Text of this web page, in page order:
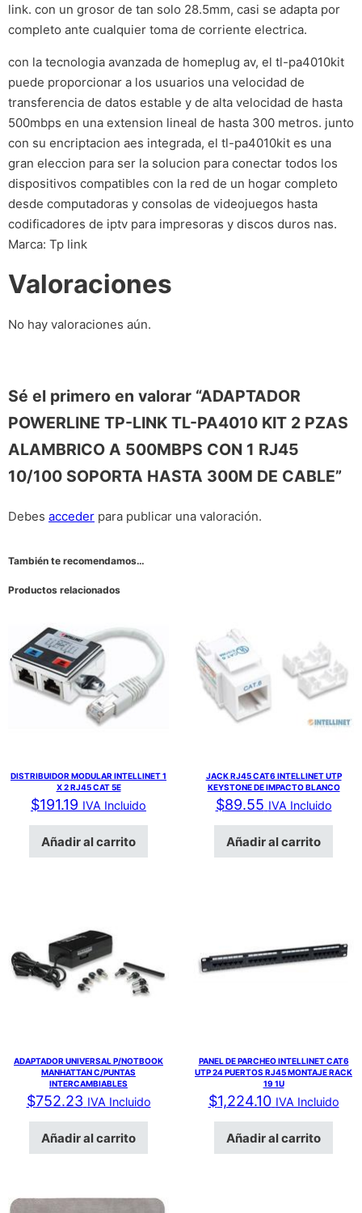
link. con un grosor de tan solo 28.5mm, casi se adapta por
completo ante cualquier toma de corriente electrica.
con la tecnologia avanzada de homeplug av, el tl-pa4010kit
puede proporcionar a los usuarios una velocidad de
transferencia de datos estable y de alta velocidad de hasta
500mbps en una extension lineal de hasta 300 metros. junto
con su encriptacion aes integrada, el tl-pa4010kit es una
gran eleccion para ser la solucion para conectar todos los
dispositivos compatibles con la red de un hogar completo
desde computadoras y consolas de videojuegos hasta
codificadores de iptv para impresoras y discos duros nas.
Marca: Tp link
Valoraciones
No hay valoraciones aún.
Sé el primero en valorar “ADAPTADOR
POWERLINE TP-LINK TL-PA4010 KIT 2 PZAS
ALAMBRICO A 500MBPS CON 1 RJ45
10/100 SOPORTA HASTA 300M DE CABLE”
Debes acceder para publicar una valoración.
También te recomendamos…
Productos relacionados
DISTRIBUIDOR MODULAR INTELLINET 1
X 2 RJ45 CAT 5E
$191.19 IVA Incluido
Añadir al carrito
JACK RJ45 CAT6 INTELLINET UTP
KEYSTONE DE IMPACTO BLANCO
$89.55 IVA Incluido
Añadir al carrito
ADAPTADOR UNIVERSAL P/NOTBOOK
MANHATTAN C/PUNTAS
INTERCAMBIABLES
$752.23 IVA Incluido
Añadir al carrito
PANEL DE PARCHEO INTELLINET CAT6
UTP 24 PUERTOS RJ45 MONTAJE RACK
19 1U
$1,224.10 IVA Incluido
Añadir al carrito